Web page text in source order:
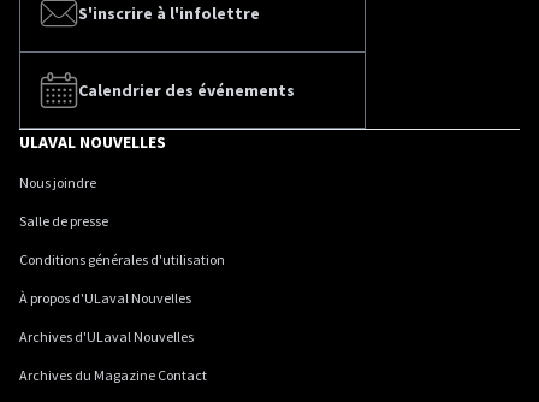
S'inscrire à l'infolettre
Calendrier des événements
ULAVAL NOUVELLES
Nous joindre
Salle de presse
Conditions générales d'utilisation
À propos d'ULaval Nouvelles
Archives d'ULaval Nouvelles
Archives du Magazine Contact